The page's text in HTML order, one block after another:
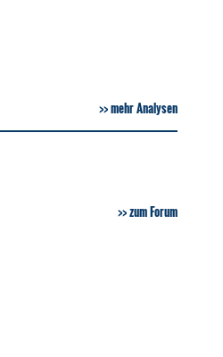
mehr Analysen
zum Forum